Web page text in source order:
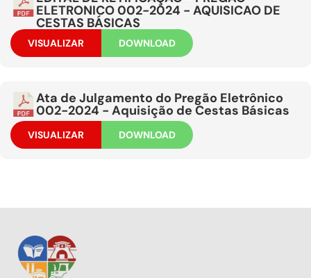
ELETRONICO 002-2024 - AQUISICAO DE
CESTAS BÁSICAS
VISUALIZAR DOWNLOAD
Ata de Julgamento do Pregão Eletrônico
002-2024 - Aquisição de Cestas Básicas
VISUALIZAR DOWNLOAD